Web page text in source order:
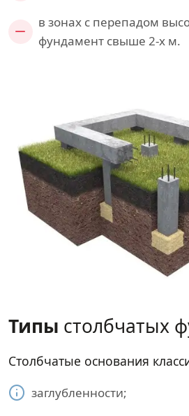
в зонах с перепадом
фундамент свыше 2-х м.
Типы столбчатых
Столбчатые основания
заглубленности;